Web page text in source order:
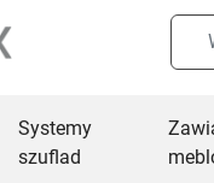
Systemy
szuflad